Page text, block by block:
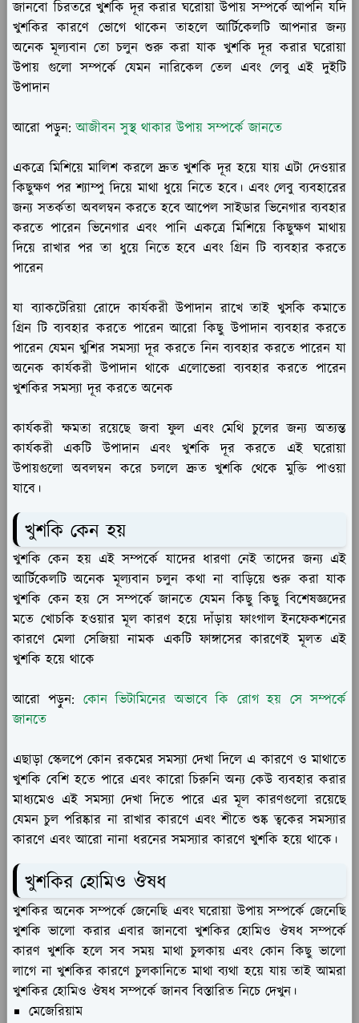
জানবো চিরতরে খুশকি দূর করার ঘরোয়া উপায় সম্পর্কে আপনি যদি
খুশকির কারণে ভোগে থাকেন তাহলে আর্টিকেলটি আপনার জন্য
অনেক মূল্যবান তো চলুন শুরু করা যাক খুশকি দূর করার ঘরোয়া
উপায় গুলো সম্পর্কে যেমন নারিকেল তেল এবং লেবু এই দুইটি
উপাদান
আরো পড়ুন:আজীবন সুস্থ থাকার উপায় সম্পর্কে জানতে
একত্রে মিশিয়ে মালিশ করলে দ্রুত খুশকি দূর হয়ে যায় এটা দেওয়ার
কিছুক্ষণ পর শ্যাম্পু দিয়ে মাথা ধুয়ে নিতে হবে। এবং লেবু ব্যবহারের
জন্য সতর্কতা অবলম্বন করতে হবে আপেল সাইডার ভিনেগার ব্যবহার
করতে পারেন ভিনেগার এবং পানি একত্রে মিশিয়ে কিছুক্ষণ মাথায়
দিয়ে রাখার পর তা ধুয়ে নিতে হবে এবং গ্রিন টি ব্যবহার করতে
পারেন
যা ব্যাকটেরিয়া রোদে কার্যকরী উপাদান রাখে তাই খুসকি কমাতে
গ্রিন টি ব্যবহার করতে পারেন আরো কিছু উপাদান ব্যবহার করতে
পারেন যেমন খুশির সমস্যা দূর করতে নিন ব্যবহার করতে পারেন যা
অনেক কার্যকরী উপাদান থাকে এলোভেরা ব্যবহার করতে পারেন
খুশকির সমস্যা দূর করতে অনেক
কার্যকরী ক্ষমতা রয়েছে জবা ফুল এবং মেথি চুলের জন্য অত্যন্ত
কার্যকরী একটি উপাদান এবং খুশকি দূর করতে এই ঘরোয়া
উপায়গুলো অবলম্বন করে চললে দ্রুত খুশকি থেকে মুক্তি পাওয়া
যাবে।
খুশকি কেন হয়
খুশকি কেন হয় এই সম্পর্কে যাদের ধারণা নেই তাদের জন্য এই
আর্টিকেলটি অনেক মূল্যবান চলুন কথা না বাড়িয়ে শুরু করা যাক
খুশকি কেন হয় সে সম্পর্কে জানতে যেমন কিছু কিছু বিশেষজ্ঞদের
মতে খোচকি হওয়ার মূল কারণ হয়ে দাঁড়ায় ফাংগাল ইনফেকশনের
কারণে মেলা সেজিয়া নামক একটি ফাঙ্গাসের কারণেই মূলত এই
খুশকি হয়ে থাকে
আরো পড়ুন: কোন ভিটামিনের অভাবে কি রোগ হয় সে সম্পর্কে
জানতে
এছাড়া স্কেলপে কোন রকমের সমস্যা দেখা দিলে এ কারণে ও মাথাতে
খুশকি বেশি হতে পারে এবং কারো চিরুনি অন্য কেউ ব্যবহার করার
মাধ্যমেও এই সমস্যা দেখা দিতে পারে এর মূল কারণগুলো রয়েছে
যেমন চুল পরিষ্কার না রাখার কারণে এবং শীতে শুষ্ক ত্বকের সমস্যার
কারণে এবং আরো নানা ধরনের সমস্যার কারণে খুশকি হয়ে থাকে।
খুশকির হোমিও ঔষধ
খুশকির অনেক সম্পর্কে জেনেছি এবং ঘরোয়া উপায় সম্পর্কে জেনেছি
খুশকি ভালো করার এবার জানবো খুশকির হোমিও ঔষধ সম্পর্কে
কারণ খুশকি হলে সব সময় মাথা চুলকায় এবং কোন কিছু ভালো
লাগে না খুশকির কারণে চুলকানিতে মাথা ব্যথা হয়ে যায় তাই আমরা
খুশকির হোমিও ঔষধ সম্পর্কে জানব বিস্তারিত নিচে দেখুন।
মেজেরিয়াম